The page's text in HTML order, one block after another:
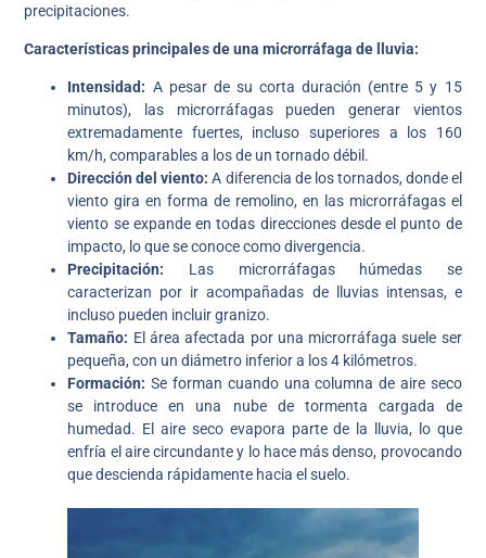
precipitaciones.
Características principales de una microrráfaga de lluvia:
Intensidad: A pesar de su corta duración (entre 5 y 15
minutos), las microrráfagas pueden generar vientos
extremadamente fuertes, incluso superiores a los 160
km/h, comparables a los de un tornado débil.
Dirección del viento: A diferencia de los tornados, donde el
viento gira en forma de remolino, en las microrráfagas el
viento se expande en todas direcciones desde el punto de
impacto, lo que se conoce como divergencia.
Precipitación: Las microrráfagas húmedas se
caracterizan por ir acompañadas de lluvias intensas, e
incluso pueden incluir granizo.
Tamaño: El área afectada por una microrráfaga suele ser
pequeña, con un diámetro inferior a los 4 kilómetros.
Formación: Se forman cuando una columna de aire seco
se introduce en una nube de tormenta cargada de
humedad. El aire seco evapora parte de la lluvia, lo que
enfría el aire circundante y lo hace más denso, provocando
que descienda rápidamente hacia el suelo.